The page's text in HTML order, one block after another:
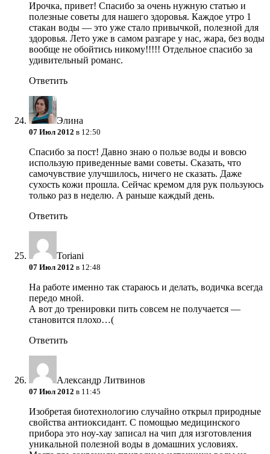
Ирочка, привет! Спасибо за очень нужную статью и
полезные советы для нашего здоровья. Каждое утро 1
стакан воды — это уже стало привычкой, полезной для
здоровья. Лето уже в самом разгаре у нас, жара, без воды
вообще не обойтись никому!!!!! Отдельное спасибо за
удивительный романс.
Ответить
Элина
07 Июл 2012 в 12:50
Спасибо за пост! Давно знаю о пользе воды и вовсю
использую приведенные вами советы. Сказать, что
самочувствие улучшилось, ничего не сказать. Даже
сухость кожи прошла. Сейчас кремом для рук пользуюсь
только раз в неделю. А раньше каждый день.
Ответить
Toriani
07 Июл 2012 в 12:48
На работе именно так стараюсь и делать, водичка всегда
передо мной.
А вот до тренировки пить совсем не получается —
становится плохо…(
Ответить
Александр Литвинов
07 Июл 2012 в 11:45
Изобретая биотехнологию случайно открыл природные
свойства антиоксидант. С помощью медицинского
прибора это ноу-хау записал на чип для изготовления
уникальной полезной воды в домашних условиях.